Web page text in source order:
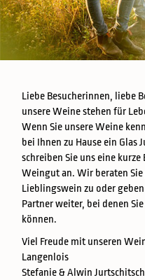
Liebe Besucherinnen, liebe
unsere Weine stehen für
Wenn Sie unsere Weine
bei Ihnen zu Hause ein
schreiben Sie uns eine
Weingut an. Wir beraten
Lieblingswein zu oder
Partner weiter, bei denen
können.
Viel Freude mit unseren
Langenlois
Stefanie & Alwin Jurtschitsch